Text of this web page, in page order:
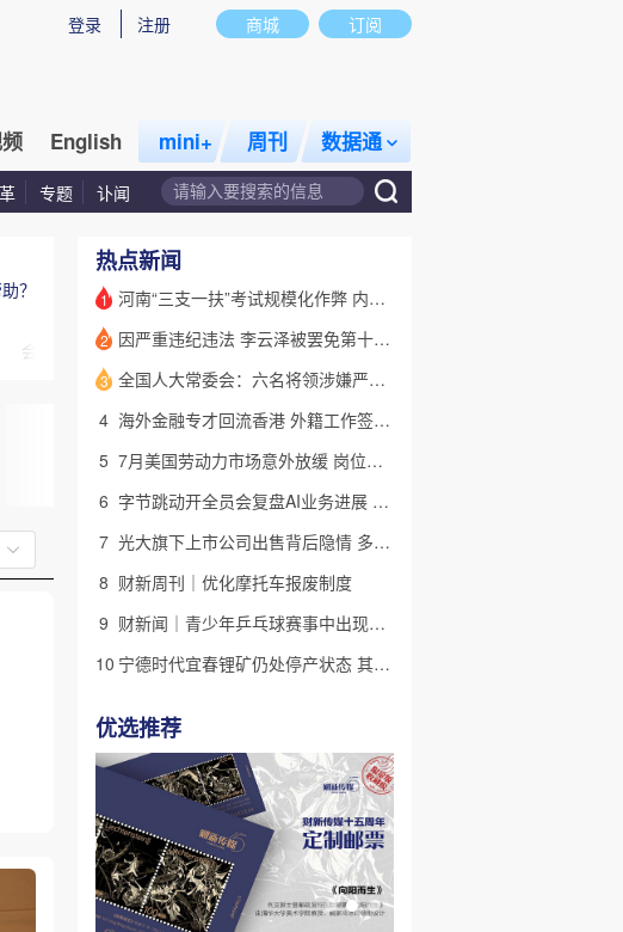
商城 订阅
登录 注册
English mini+ 周刊 数据通
专题 讣闻
？
会议 话题 特别呈现 私房课
热点新闻
1 河南“三支一扶”考试规模化作弊 内外勾结提前获取试卷
2 因严重违纪违法 李云泽被罢免第十四届全国人大代表职务
3
全国人大常委会：六名将领涉嫌严重违纪违法 被罢免全国人大代表
4
海外金融专才回流香港 外籍工作签证翻倍
5
7月美国劳动力市场意外放缓 岗位减少2.3万个失业率降至4.1%
6
字节跳动开全员会复盘AI业务进展 称大模型被海外竞对拉开差距
7
光大旗下上市公司出售背后隐情 多人卷入医疗腐败案被查
8 财新周刊｜优化摩托车报废制度
9
财新闻｜青少年乒乓球赛事中出现严重赛风赛纪问题，乒协发文
10
宁德时代宜春锂矿仍处停产状态 其动向影响国内锂资源供需格局
优选推荐